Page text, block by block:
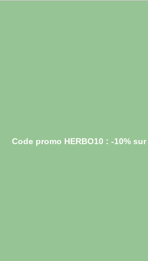
Code promo HERBO10 : -10%